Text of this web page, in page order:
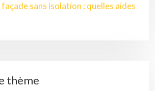
sans isolation : quelles aides
thème